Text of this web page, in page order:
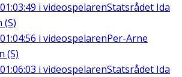
01:03:49 i videospelarenStatsrådet Ida
(S)
01:04:56 i videospelarenPer-Arne
(S)
01:06:03 i videospelarenStatsrådet Ida